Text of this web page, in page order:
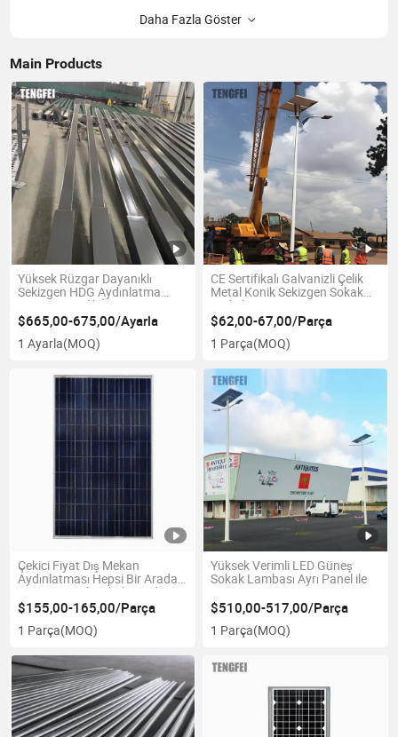
Daha Fazla Göster
Main Products
Yüksek Rüzgar Dayanıklı
Sekizgen HDG Aydınlatma
Direği Güvenlik İçin
$665,00-675,00/Ayarla
1 Ayarla(MOQ)
CE Sertifikalı Galvanizli Çelik
Metal Konik Sekizgen Sokak
Aydınlatma Direği
$62,00-67,00/Parça
1 Parça(MOQ)
Çekici Fiyat Dış Mekan
Aydınlatması Hepsi Bir Arada
Güneş Enerjili Sokak Lambası
$155,00-165,00/Parça
1 Parça(MOQ)
Yüksek Verimli LED Güneş
Sokak Lambası Ayrı Panel ile
$510,00-517,00/Parça
1 Parça(MOQ)